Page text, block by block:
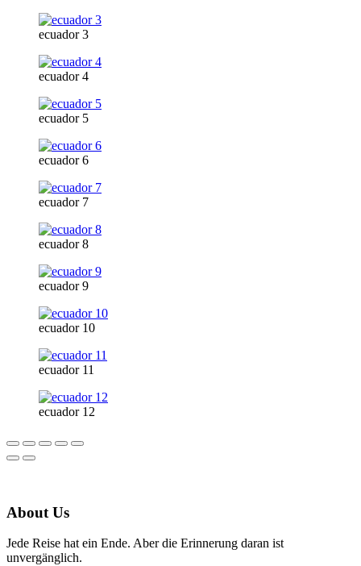
ecuador 3
ecuador 4
ecuador 5
ecuador 6
ecuador 7
ecuador 8
ecuador 9
ecuador 10
ecuador 11
ecuador 12
About Us
Jede Reise hat ein Ende. Aber die Erinnerung daran ist
unvergänglich.